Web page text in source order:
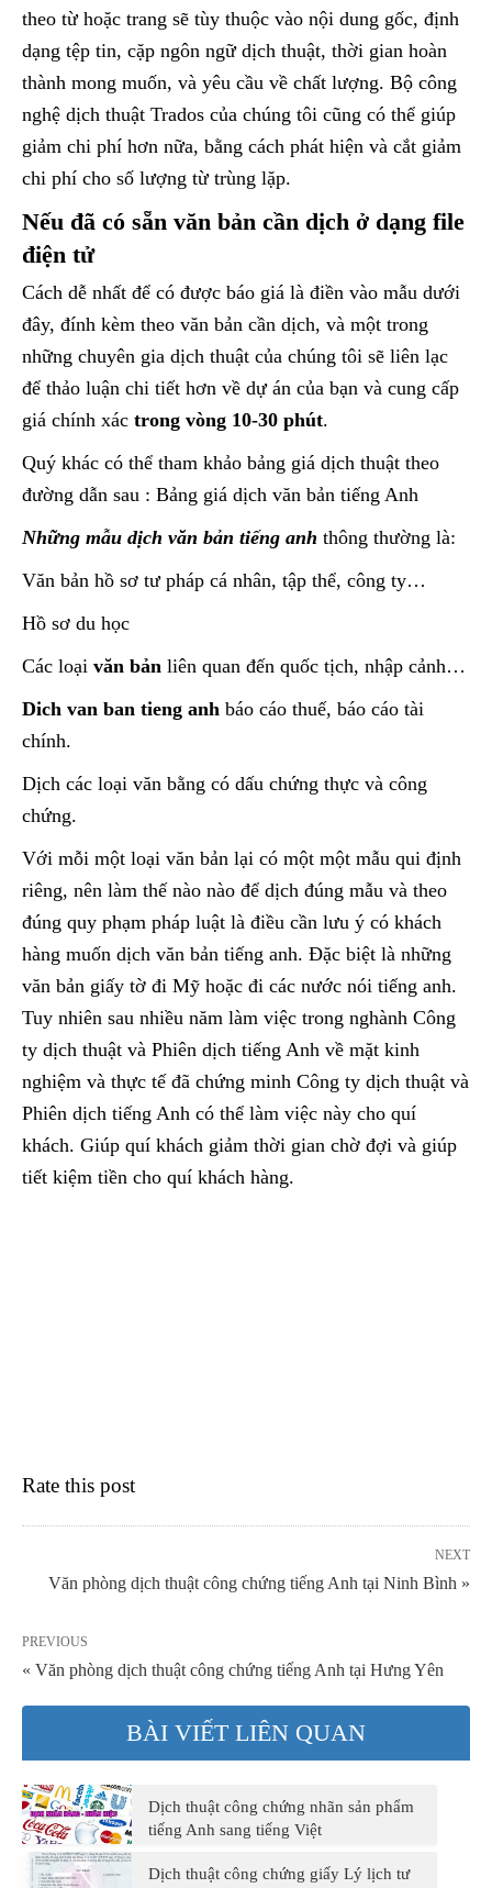
theo từ hoặc trang sẽ tùy thuộc vào nội dung gốc, định
dạng tệp tin, cặp ngôn ngữ dịch thuật, thời gian hoàn
thành mong muốn, và yêu cầu về chất lượng. Bộ công
nghệ dịch thuật Trados của chúng tôi cũng có thể giúp
giảm chi phí hơn nữa, bằng cách phát hiện và cắt giảm
chi phí cho số lượng từ trùng lặp.
Nếu đã có sẵn văn bản cần dịch ở dạng file
điện tử
Cách dễ nhất để có được báo giá là điền vào mẫu dưới
đây, đính kèm theo văn bản cần dịch, và một trong
những chuyên gia dịch thuật của chúng tôi sẽ liên lạc
để thảo luận chi tiết hơn về dự án của bạn và cung cấp
giá chính xác trong vòng 10-30 phút.
Quý khác có thể tham khảo bảng giá dịch thuật theo
đường dẫn sau : Bảng giá dịch văn bản tiếng Anh
Những mẫu dịch văn bản tiếng anh thông thường là:
Văn bản hồ sơ tư pháp cá nhân, tập thể, công ty…
Hồ sơ du học
Các loại văn bản liên quan đến quốc tịch, nhập cảnh…
Dich van ban tieng anh báo cáo thuế, báo cáo tài
chính.
Dịch các loại văn bằng có dấu chứng thực và công
chứng.
Với mỗi một loại văn bản lại có một một mẫu qui định
riêng, nên làm thế nào nào để dịch đúng mẫu và theo
đúng quy phạm pháp luật là điều cần lưu ý có khách
hàng muốn dịch văn bản tiếng anh. Đặc biệt là những
văn bản giấy tờ đi Mỹ hoặc đi các nước nói tiếng anh.
Tuy nhiên sau nhiều năm làm việc trong nghành Công
ty dịch thuật và Phiên dịch tiếng Anh về mặt kinh
nghiệm và thực tế đã chứng minh Công ty dịch thuật và
Phiên dịch tiếng Anh có thể làm việc này cho quí
khách. Giúp quí khách giảm thời gian chờ đợi và giúp
tiết kiệm tiền cho quí khách hàng.
Rate this post
NEXT
Văn phòng dịch thuật công chứng tiếng Anh tại Ninh Bình »
PREVIOUS
« Văn phòng dịch thuật công chứng tiếng Anh tại Hưng Yên
BÀI VIẾT LIÊN QUAN
Dịch thuật công chứng nhãn sản phẩm
tiếng Anh sang tiếng Việt
Dịch thuật công chứng giấy Lý lịch tư